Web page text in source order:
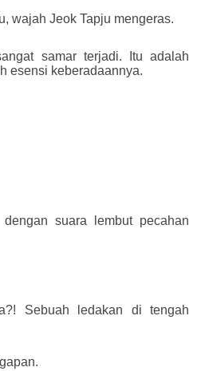
wajah Jeok Tapju mengeras.
samar terjadi. Itu adalah
esensi keberadaannya.
suara lembut pecahan
Sebuah ledakan di tengah